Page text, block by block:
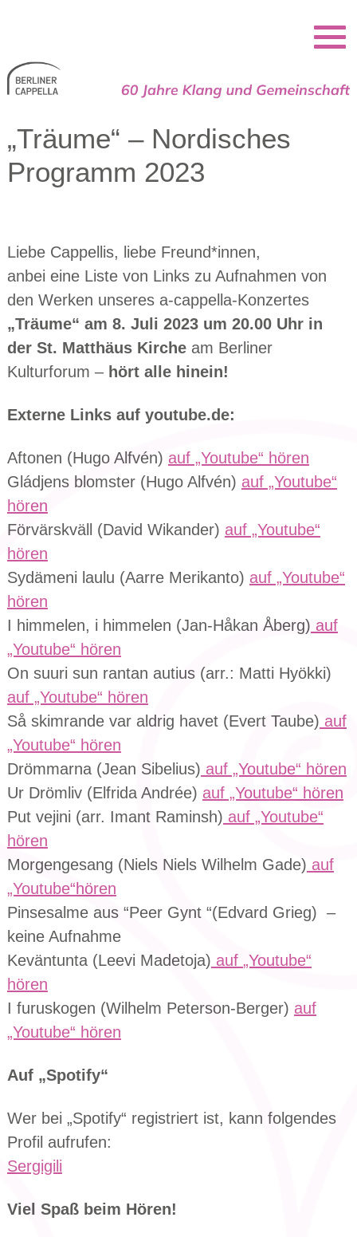
„Träume“ – Nordisches
Programm 2023
Liebe Cappellis, liebe Freund*innen,
anbei eine Liste von Links zu Aufnahmen von
den Werken unseres a-cappella-Konzertes
„Träume“ am 8. Juli 2023 um 20.00 Uhr in
der St. Matthäus Kircheam Berliner
Kulturforum – hört alle hinein!
Externe Links auf youtube.de:
Aftonen (Hugo Alfvén) auf „Youtube“ hören
Gládjens blomster (Hugo Alfvén) auf „Youtube“
hören
Förvärskväll (David Wikander) auf „Youtube“
hören
Sydämeni laulu (Aarre Merikanto) auf „Youtube“
hören
I himmelen, i himmelen (Jan-Håkan Åberg) auf
„Youtube“ hören
On suuri sun rantan autius (arr.: Matti Hyökki)
auf „Youtube“ hören
Så skimrande var aldrig havet (Evert Taube) auf
„Youtube“ hören
Drömmarna (Jean Sibelius) auf „Youtube“ hören
Ur Drömliv (Elfrida Andrée) auf „Youtube“ hören
Put vejini (arr. Imant Raminsh) auf „Youtube“
hören
Morgengesang (Niels Niels Wilhelm Gade) auf
„Youtube“hören
Pinsesalme aus “Peer Gynt “(Edvard Grieg) –
keine Aufnahme
Keväntunta (Leevi Madetoja) auf „Youtube“
hören
I furuskogen (Wilhelm Peterson-Berger) auf
„Youtube“ hören
Auf „Spotify“
Wer bei „Spotify“ registriert ist, kann folgendes
Profil aufrufen:
Sergigili
Viel Spaß beim Hören!